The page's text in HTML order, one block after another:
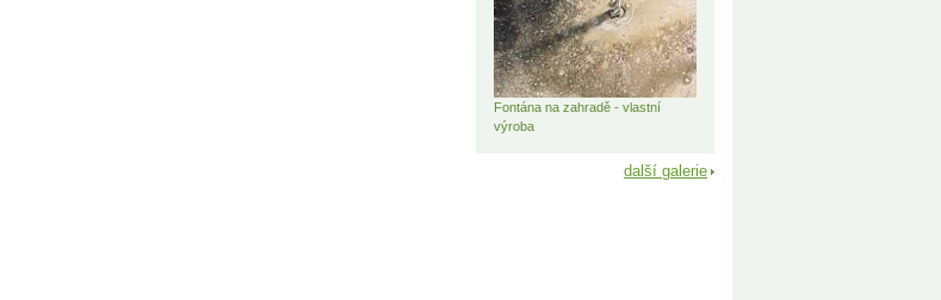
Fontána na zahradě - vlastní
výroba
další galerie